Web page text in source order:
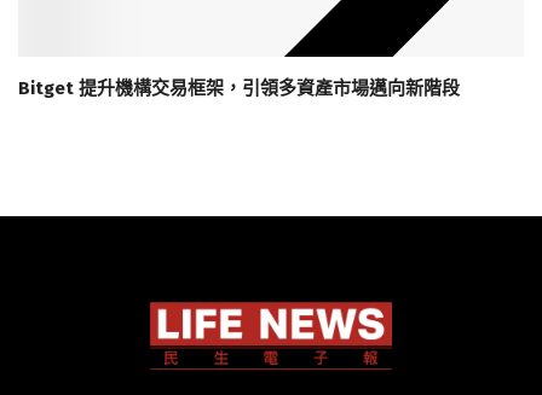
Bitget 提升機構交易框架，引領多資產市場邁向新階段